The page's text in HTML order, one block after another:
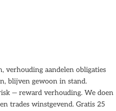
verhouding aandelen obligaties
blijven gewoon in stand.
— reward verhouding. We doen
trades winstgevend. Gratis 25